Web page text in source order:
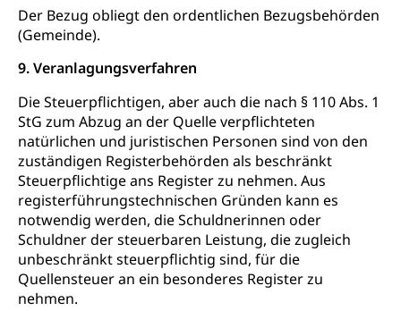
Der Bezug obliegt den ordentlichen Bezugsbehörden
(Gemeinde).
9. Veranlagungsverfahren
Die Steuerpflichtigen, aber auch die nach § 110 Abs. 1
StG zum Abzug an der Quelle verpflichteten
natürlichen und juristischen Personen sind von den
zuständigen Registerbehörden als beschränkt
Steuerpflichtige ans Register zu nehmen. Aus
registerführungstechnischen Gründen kann es
notwendig werden, die Schuldnerinnen oder
Schuldner der steuerbaren Leistung, die zugleich
unbeschränkt steuerpflichtig sind, für die
Quellensteuer an ein besonderes Register zu
nehmen.
Strafregisterauszug bestellen (EJPD)
Vormund, Amtsvormund, Mündel,
Vormundschaftsbehörde, Kindesschutz,
Jugendschutz
Kindes- und Erwachsenenschutzbehörden im
Kanton Luzern
Umwelt und Bauen
Abfall
Abfallentsorgung, Kehrichtabfuhr, Müllabfuhr
Abfall und Entsorgung
Gemeindeverbände für Abfallentsorgung
Boden, Natur und Landschaft
Bodenschutz, Landschaftsschutz, Gewässerschutz,
Naturschutz, Umweltschutz